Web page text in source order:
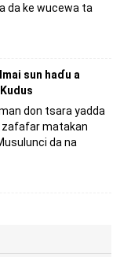
da ke wucewa ta
sun haɗu a
don tsara yadda
zafafar matakan
da na